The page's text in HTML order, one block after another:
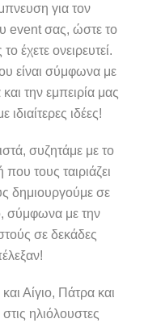
για τον
event σας, ώστε το
έχετε ονειρευτεί.
είναι σύμφωνα με
την εμπειρία μας
ιδέες!
συζητάμε με το
τους ταιριάζει
δημιουργούμε σε
σύμφωνα με την
σε δεκάδες
Αίγιο, Πάτρα και
ηλιόλουστες